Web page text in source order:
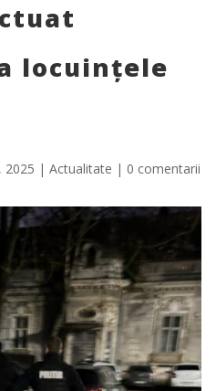
locuințele
2025 | Actualitate | 0 comentarii